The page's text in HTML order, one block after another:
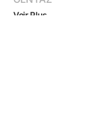
Voir Plus